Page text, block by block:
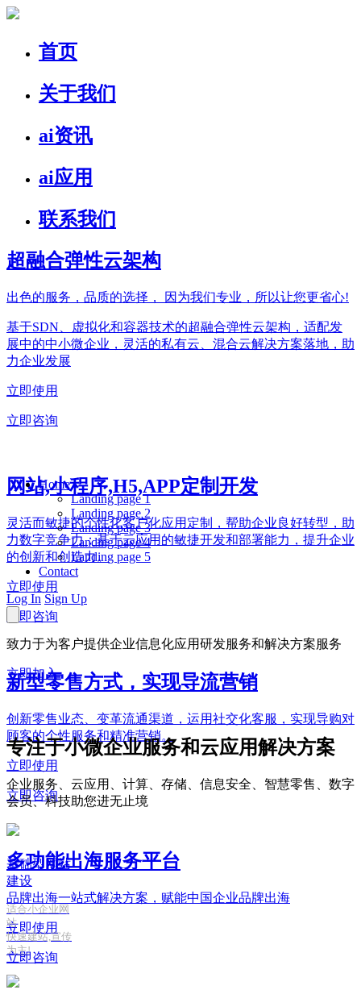
首页
关于我们
ai资讯
ai应用
联系我们
超融合弹性云架构
出色的服务，品质的选择， 因为我们专业，所以让您更省心!
基于SDN、虚拟化和容器技术的超融合弹性云架构，适配发
展中的中小微企业，灵活的私有云、混合云解决方案落地，助
力企业发展
立即使用
立即咨询
网站,小程序,H5,APP定制开发
灵活而敏捷的个性化客户化应用定制，帮助企业良好转型，助
力数字竞争力；基于云应用的敏捷开发和部署能力，提升企业
的创新和创造力。
立即使用
立即咨询
新型零售方式，实现导流营销
创新零售业态、变革流通渠道，运用社交化客服，实现导购对
顾客的个性服务和精准营销。
立即使用
立即咨询
多功能出海服务平台
品牌出海一站式解决方案，赋能中国企业品牌出海
立即使用
立即咨询
Home
Landing page 1
Landing page 2
Landing page 3
Landing page 4
Landing page 5
Contact
Log In Sign Up
致力于为客户提供企业信息化应用研发服务和解决方案服务
立即加入
专注于小微企业服务和云应用解决方案
企业服务、云应用、计算、存储、信息安全、智慧零售、数字
会员、科技助您进无止境
基础型网站
建设
适合小企业网
站
快速建站,宣传
为主!